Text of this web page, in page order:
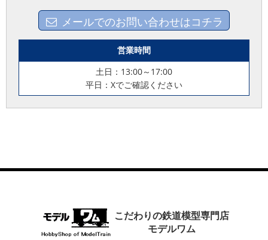
メールでのお問い合わせはコチラ
営業時間
土日：13:00～17:00
平日：Xでご確認ください
こだわりの鉄道模型専門店
モデルワム